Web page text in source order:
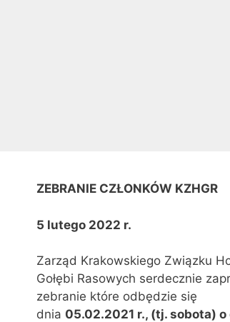
ZEBRANIE CZŁONKÓW KZHGR
5 lutego 2022 r.
Zarząd Krakowskiego Związku
Gołębi Rasowych serdecznie
zebranie które odbędzie się
dnia 05.02.2021 r., (tj. sobota) o